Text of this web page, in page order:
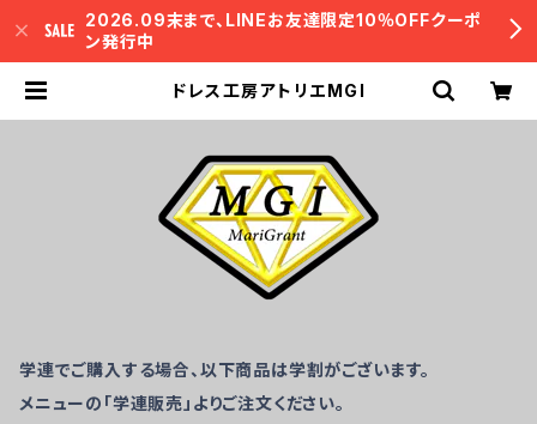
2026.09末まで、LINEお友達限定10％OFFクーポ
ン発行中
ドレス工房アトリエMGI
学連でご購入する場合、以下商品は学割がございます。
メニューの「学連販売」よりご注文ください。